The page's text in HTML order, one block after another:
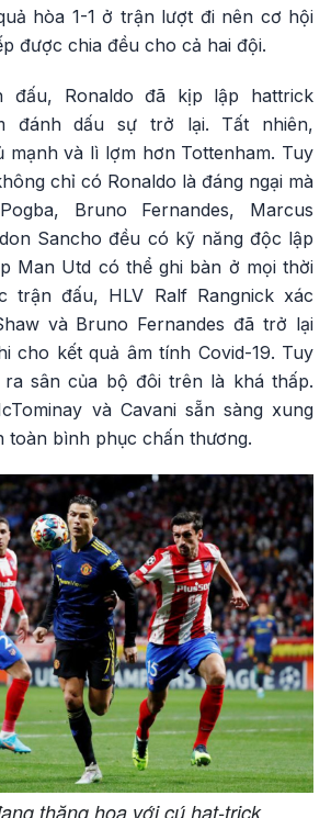
hòa 1-1 ở trận lượt đi nên cơ hội
được chia đều cho cả hai đội.
đấu, Ronaldo đã kịp lập hattrick
đánh dấu sự trở lại. Tất nhiên,
mạnh và lì lợm hơn Tottenham. Tuy
chỉ có Ronaldo là đáng ngại mà
Bruno Fernandes, Marcus
Sancho đều có kỹ năng độc lập
Man Utd có thể ghi bàn ở mọi thời
trận đấu, HLV Ralf Rangnick xác
và Bruno Fernandes đã trở lại
cho kết quả âm tính Covid-19. Tuy
ra sân của bộ đôi trên là khá thấp.
và Cavani sẵn sàng xung
toàn bình phục chấn thương.
thăng hoa với cú hat-trick